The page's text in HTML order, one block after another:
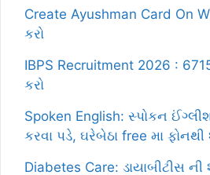
Create Ayushman Card On
કરો
IBPS Recruitment 2026 :
કરો
Spoken English: સ્પોકન
કરવા પડે, ઘરેબેઠા free મા
Diabetes Care: ડાયાબીટીસ